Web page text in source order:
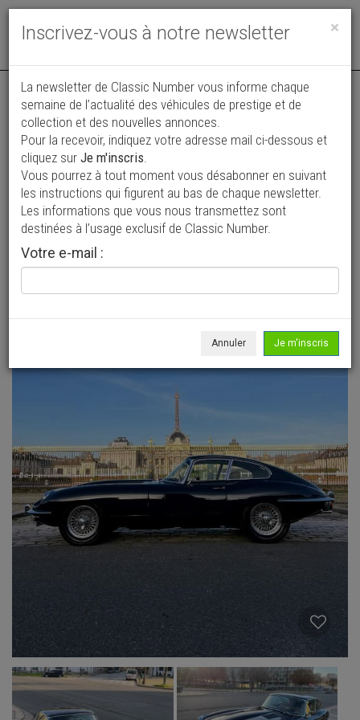
Toggle
Annonce actualisée le 01/08/2026 ( il y a 7 jours )
Jaguar Type E Série 2
89 500 €
1970 Coupé 4 600 km
×
Inscrivez-vous à notre newsletter
La newsletter de Classic Number vous informe chaque
semaine de l’actualité des véhicules de prestige et de
collection et des nouvelles annonces.
Pour la recevoir, indiquez votre adresse mail ci-dessous et
cliquez sur Je m'inscris.
Vous pourrez à tout moment vous désabonner en suivant
les instructions qui figurent au bas de chaque newsletter.
Les informations que vous nous transmettez sont
destinées à l’usage exclusif de Classic Number.
Votre e-mail :
Annuler Je m'inscris